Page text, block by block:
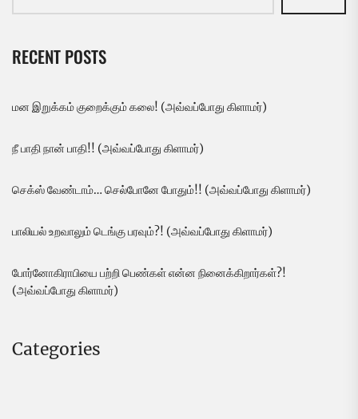
RECENT POSTS
மன இறுக்கம் குறைக்கும் கலை! (அவ்வப்போது கிளாமர்)
நீ பாதி நான் பாதி!! (அவ்வப்போது கிளாமர்)
செக்ஸ் வேண்டாம்… செல்போனே போதும்!! (அவ்வப்போது கிளாமர்)
பாலியல் உறவாலும் டெங்கு பரவும்?! (அவ்வப்போது கிளாமர்)
போர்னோகிராபியை பற்றி பெண்கள் என்ன நினைக்கிறார்கள்?!
(அவ்வப்போது கிளாமர்)
Categories